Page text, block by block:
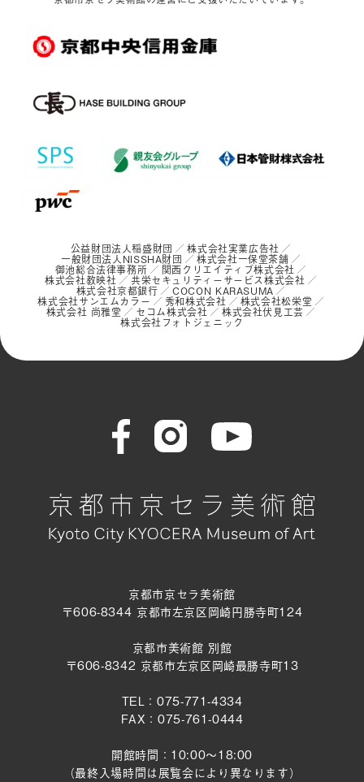
公益財団法人稲盛財団 株式会社実業広告社
一般財団法人NISSHA財団 株式会社一保堂茶舗
御池総合法律事務所 関西クリエイティブ株式会社
株式会社教映社 共栄セキュリティーサービス株式会社
株式会社京都銀行 COCON KARASUMA
株式会社サンエムカラー 秀和株式会社 株式会社松栄堂
株式会社 尚雅堂 セコム株式会社 株式会社伏見工芸
株式会社フォトジェニック
京都市京セラ美術館
〒606-8344 京都市左京区岡崎円勝寺町124
京都市美術館 別館
〒606-8342 京都市左京区岡崎最勝寺町13
TEL：075-771-4334
FAX：075-761-0444
開館時間：10:00～18:00
（最終入場時間は展覧会により異なります）